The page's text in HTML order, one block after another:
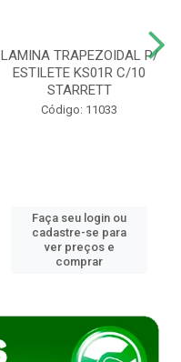
LAMINA TRAPEZOIDAL P/
ESTILETE KS01R C/10
STARRETT
Código: 11033
Faça seu login ou
cadastre-se para
ver preços e
comprar